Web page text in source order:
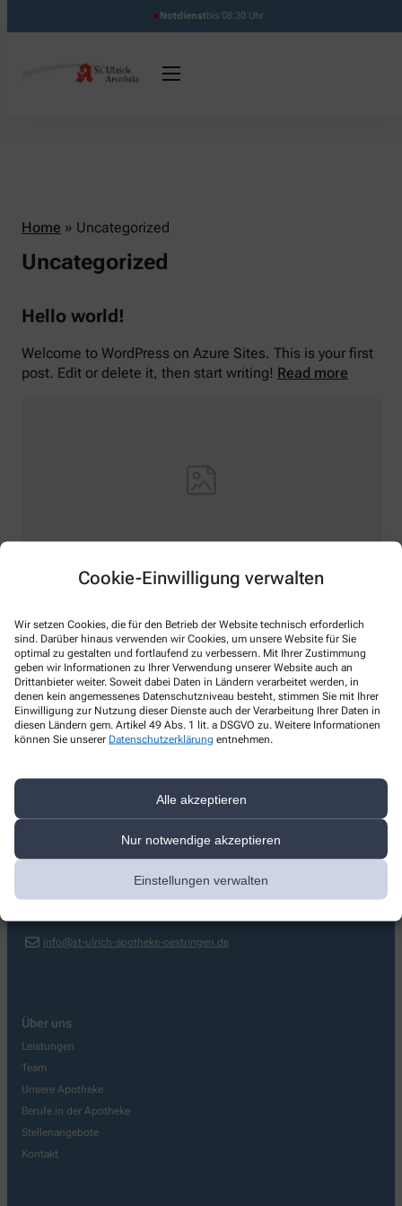
Cookie-Einwilligung verwalten
Wir setzen Cookies, die für den Betrieb der Website technisch erforderlich
sind. Darüber hinaus verwenden wir Cookies, um unsere Website für Sie
optimal zu gestalten und fortlaufend zu verbessern. Mit Ihrer Zustimmung
geben wir Informationen zu Ihrer Verwendung unserer Website auch an
Drittanbieter weiter. Soweit dabei Daten in Ländern verarbeitet werden, in
denen kein angemessenes Datenschutzniveau besteht, stimmen Sie mit Ihrer
Einwilligung zur Nutzung dieser Dienste auch der Verarbeitung Ihrer Daten in
diesen Ländern gem. Artikel 49 Abs. 1 lit. a DSGVO zu. Weitere Informationen
können Sie unserer Datenschutzerklärung entnehmen.
Alle akzeptieren
Nur notwendige akzeptieren
Einstellungen verwalten
Notdienstbis 08:30 Uhr
Home » Uncategorized
Uncategorized
Hello world!
Welcome to WordPress on Azure Sites. This is your first
post. Edit or delete it, then start writing! Read more
Welcome to WordPress on Azure Sites. This is your first
post. Edit or delete it, then start writing!
Mehr lesen
Georg-Friedrich-Händel-Str. 1,76684 Östringen
info@st-ulrich-apotheke-oestringen.de
Über uns
Leistungen
Team
Unsere Apotheke
Berufe in der Apotheke
Stellenangebote
Kontakt